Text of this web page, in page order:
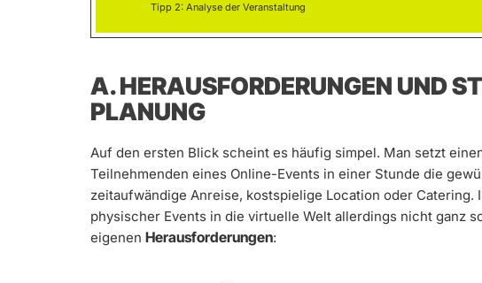
Tipp 2: Analyse der Veranstaltung
A. HERAUSFORDERUNGEN UND
PLANUNG
Auf den ersten Blick scheint es häufig simpel. Man setzt
Teilnehmenden eines Online-Events in einer Stunde die
zeitaufwändige Anreise, kostspielige Location oder
physischer Events in die virtuelle Welt allerdings nicht ganz
eigenen Herausforderungen: